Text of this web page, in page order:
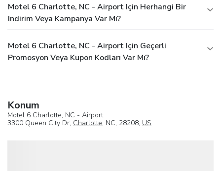
Motel 6 Charlotte, NC - Airport Için Herhangi Bir
Indirim Veya Kampanya Var Mı?
Motel 6 Charlotte, NC - Airport Için Geçerli
Promosyon Veya Kupon Kodları Var Mı?
Konum
Motel 6 Charlotte, NC - Airport
3300 Queen City Dr, Charlotte, NC, 28208, US